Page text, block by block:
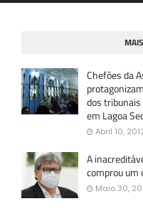
Chefões da
dos tribunais
em Lagoa
Abril 10,
A
comprou um
Maio 30,